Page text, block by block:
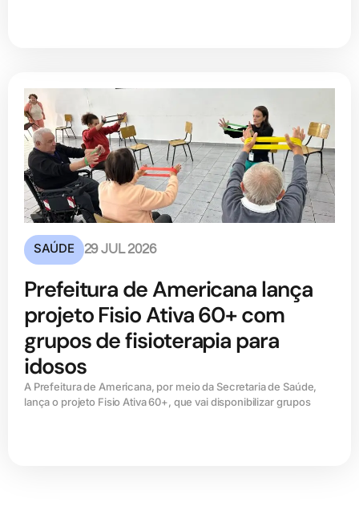
SAÚDE 29 JUL 2026
Prefeitura de Americana lança
projeto Fisio Ativa 60+ com
grupos de fisioterapia para
idosos
A Prefeitura de Americana, por meio da Secretaria de Saúde,
lança o projeto Fisio Ativa 60+, que vai disponibilizar grupos